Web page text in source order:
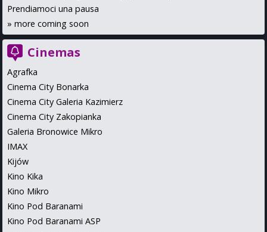
Prendiamoci una pausa
» more coming soon
Cinemas
Agrafka
Cinema City Bonarka
Cinema City Galeria Kazimierz
Cinema City Zakopianka
Galeria Bronowice Mikro
IMAX
Kijów
Kino Kika
Kino Mikro
Kino Pod Baranami
Kino Pod Baranami ASP